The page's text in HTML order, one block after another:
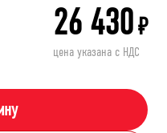
26 430₽
цена указана с НДС